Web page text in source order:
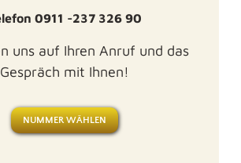
0911 -237 326 90
uns auf Ihren Anruf und das
Gespräch mit Ihnen!
NUMMER WÄHLEN